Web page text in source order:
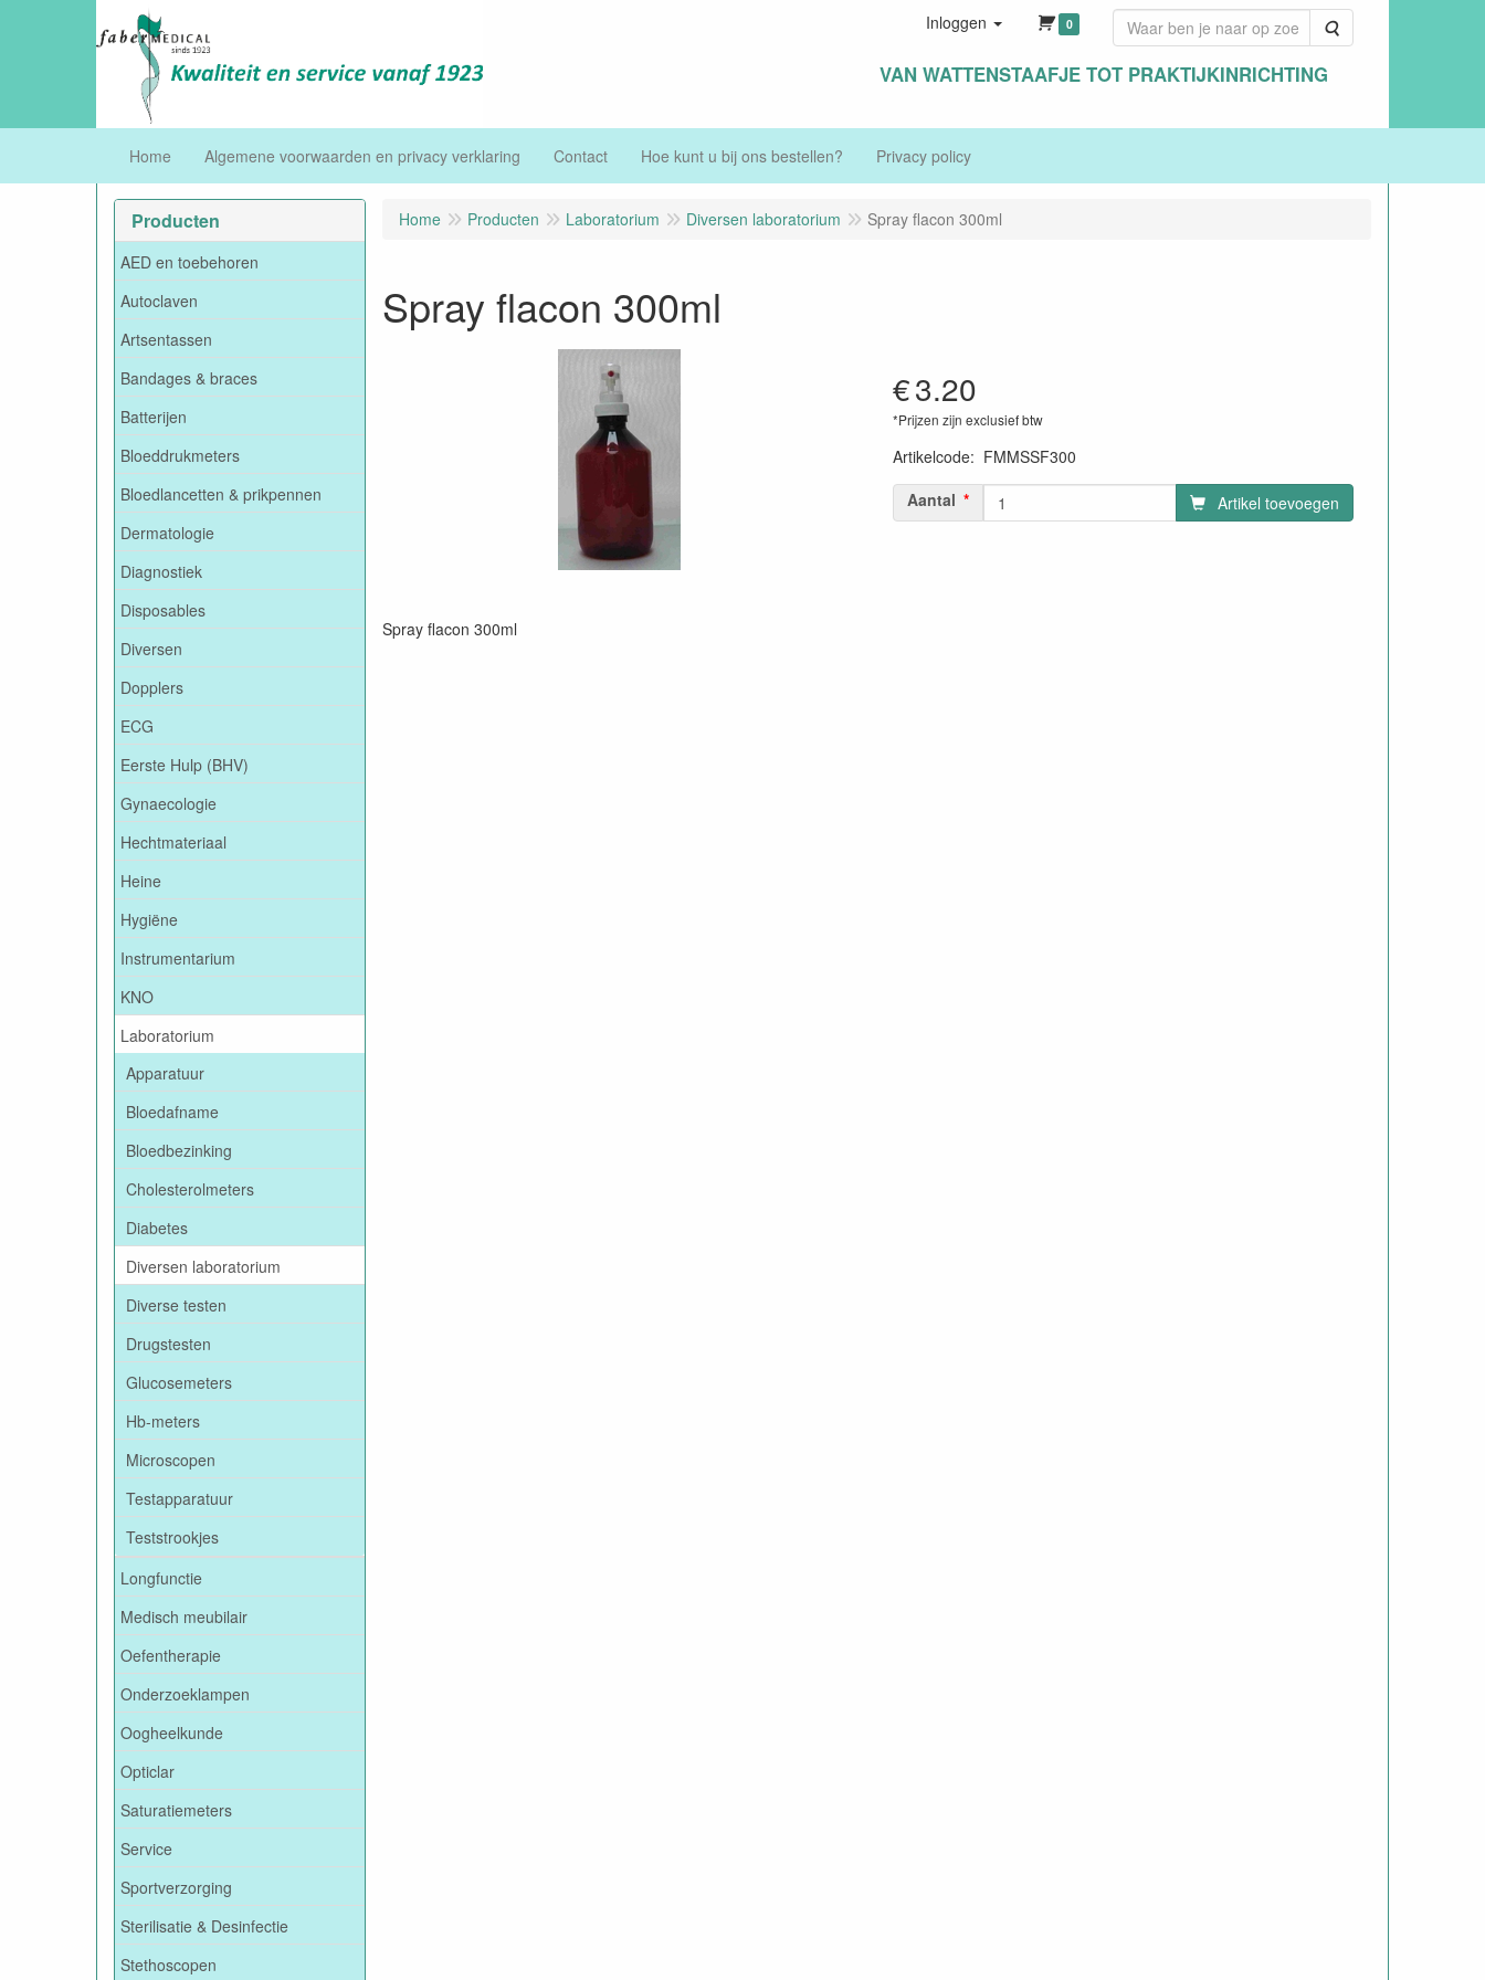
VAN WATTENSTAAFJE TOT PRAKTIJKINRICHTING
Inloggen 0 Zoeken
Home Algemene voorwaarden en privacy verklaring Contact Hoe kunt u bij ons bestellen? Privacy policy
Producten
AED en toebehoren
Autoclaven
Artsentassen
Bandages & braces
Batterijen
Bloeddrukmeters
Bloedlancetten & prikpennen
Dermatologie
Diagnostiek
Disposables
Diversen
Dopplers
ECG
Eerste Hulp (BHV)
Gynaecologie
Hechtmateriaal
Heine
Hygiëne
Instrumentarium
KNO
Laboratorium
Apparatuur
Bloedafname
Bloedbezinking
Cholesterolmeters
Diabetes
Diversen laboratorium
Diverse testen
Drugstesten
Glucosemeters
Hb-meters
Microscopen
Testapparatuur
Teststrookjes
Longfunctie
Medisch meubilair
Oefentherapie
Onderzoeklampen
Oogheelkunde
Opticlar
Saturatiemeters
Service
Sportverzorging
Sterilisatie & Desinfectie
Stethoscopen
Home Producten Laboratorium Diversen laboratorium Spray flacon 300ml
Spray flacon 300ml
€3.20
*Prijzen zijn exclusief btw
Artikelcode: FMMSSF300
Aantal
Artikel toevoegen
Spray flacon 300ml